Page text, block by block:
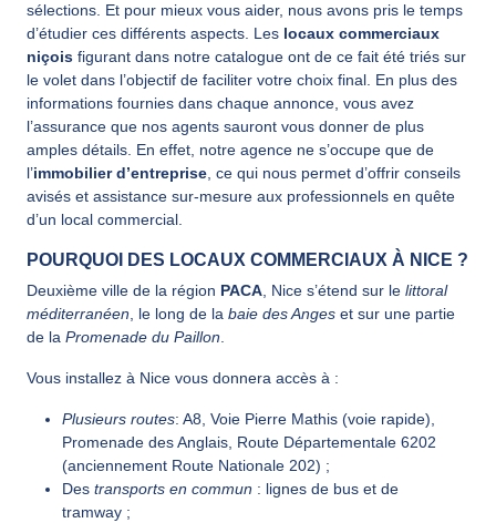
sélections. Et pour mieux vous aider, nous avons pris le temps
d’étudier ces différents aspects. Les locaux commerciaux
niçois figurant dans notre catalogue ont de ce fait été triés sur
le volet dans l’objectif de faciliter votre choix final. En plus des
informations fournies dans chaque annonce, vous avez
l’assurance que nos agents sauront vous donner de plus
amples détails. En effet, notre agence ne s’occupe que de
l’immobilier d’entreprise , ce qui nous permet d’offrir conseils
avisés et assistance sur-mesure aux professionnels en quête
d’un local commercial.
POURQUOI DES LOCAUX COMMERCIAUX À NICE ?
Deuxième ville de la région PACA , Nice s’étend sur le littoral
méditerranéen , le long de la baie des Anges et sur une partie
de la Promenade du Paillon
Vous installez à Nice vous donnera accès à :
Plusieurs routes: A8, Voie Pierre Mathis (voie rapide),
Promenade des Anglais, Route Départementale 6202
(anciennement Route Nationale 202) ;
Des transports en commun : lignes de bus et de
tramway ;